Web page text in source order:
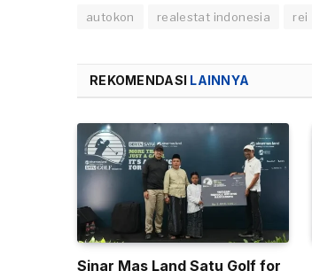
autokon realestat indonesia rei
REKOMENDASI LAINNYA
Sinar Mas Land Satu Golf for